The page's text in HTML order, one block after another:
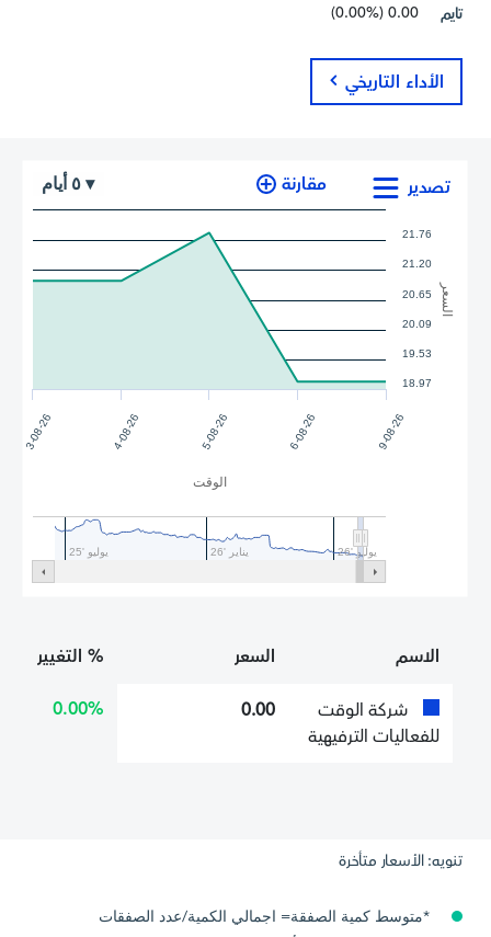
تايم 0.00 (0.00%)
الأداء التاريخي
مقارنة
الوقت
السعر
تصدير
3-08-26 4-08-26 5-08-26 6-08-26 9-08-26
يوليو '25 يناير '26 يوليو '26
18.97
19.53
20.09
20.65
21.20
21.76
٥ أيام ▾
الاسم السعر % التغيير
شركة الوقت
للفعاليات الترفيهية
0.00
0.00%
تنويه: الأسعار متأخرة
*متوسط كمية الصفقة= اجمالي الكمية/عدد الصفقات